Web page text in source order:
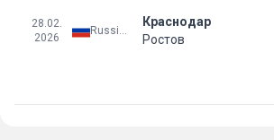
28.02.
2026
Краснодар
Ростов